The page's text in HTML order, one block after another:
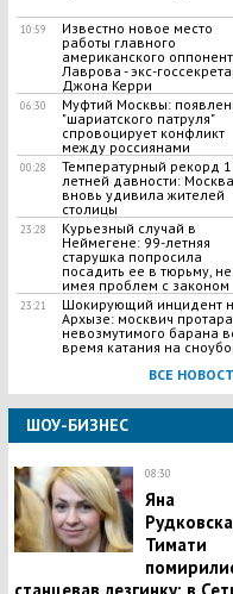
10:59
Известно новое место
работы главного
американского
Лаврова - экс-
Джона Керри
06:30
Муфтий Москвы:
"шариатского патруля"
спровоцирует конфликт
между россиянами
00:28
​Температурный рекорд
летней давности: Москва
вновь удивила жителей
столицы
23:28
Курьезный случай в
Неймегене: 99-летняя
старушка попросила
посадить ее в тюрьму, не
имея проблем с законом
23:21
​Шокирующий инцидент
Архызе: москвич
невозмутимого барана
время катания на
ВСЕ
ШОУ-БИЗНЕС
08:30
Яна
Тимати